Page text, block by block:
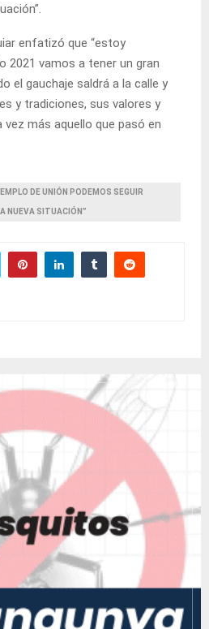
enfatizó que “estoy
2021 vamos a tener un gran
el gauchaje saldrá a la calle y
y tradiciones, sus valores y
más aquello que pasó en
DE UNIÓN PODEMOS SEGUIR
NUEVA SITUACIÓN”